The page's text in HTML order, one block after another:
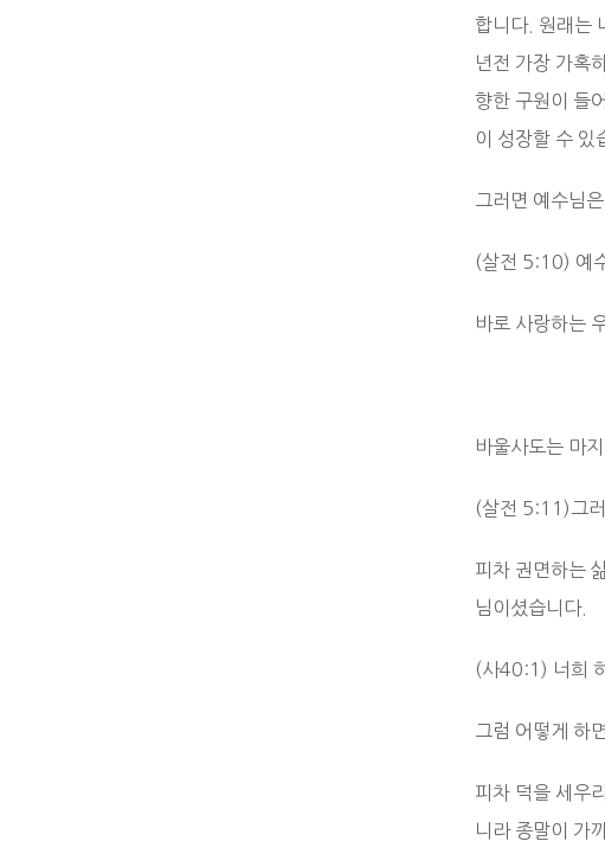
합니다. 원래는
년전 가장 가혹
향한 구원이 들
이 성장할 수 있
그러면 예수님
(살전 5:10) 예
바로 사랑하는
바울사도는 마
(살전 5:11)그
피차 권면하는
님이셨습니다.
(사40:1) 너희
그럼 어떻게 하
피차 덕을 세우
니라 종말이 가